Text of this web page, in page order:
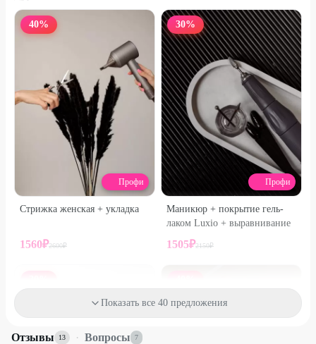
40%
Профи
Стрижка женская + укладка
1560₽2600₽
30%
Профи
Маникюр + покрытие гель-
лаком Luxio + выравнивание
1505₽2150₽
Показать все 40 предложения
Отзывы 13 · Вопросы 7